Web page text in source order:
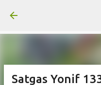
Satgas Yonif